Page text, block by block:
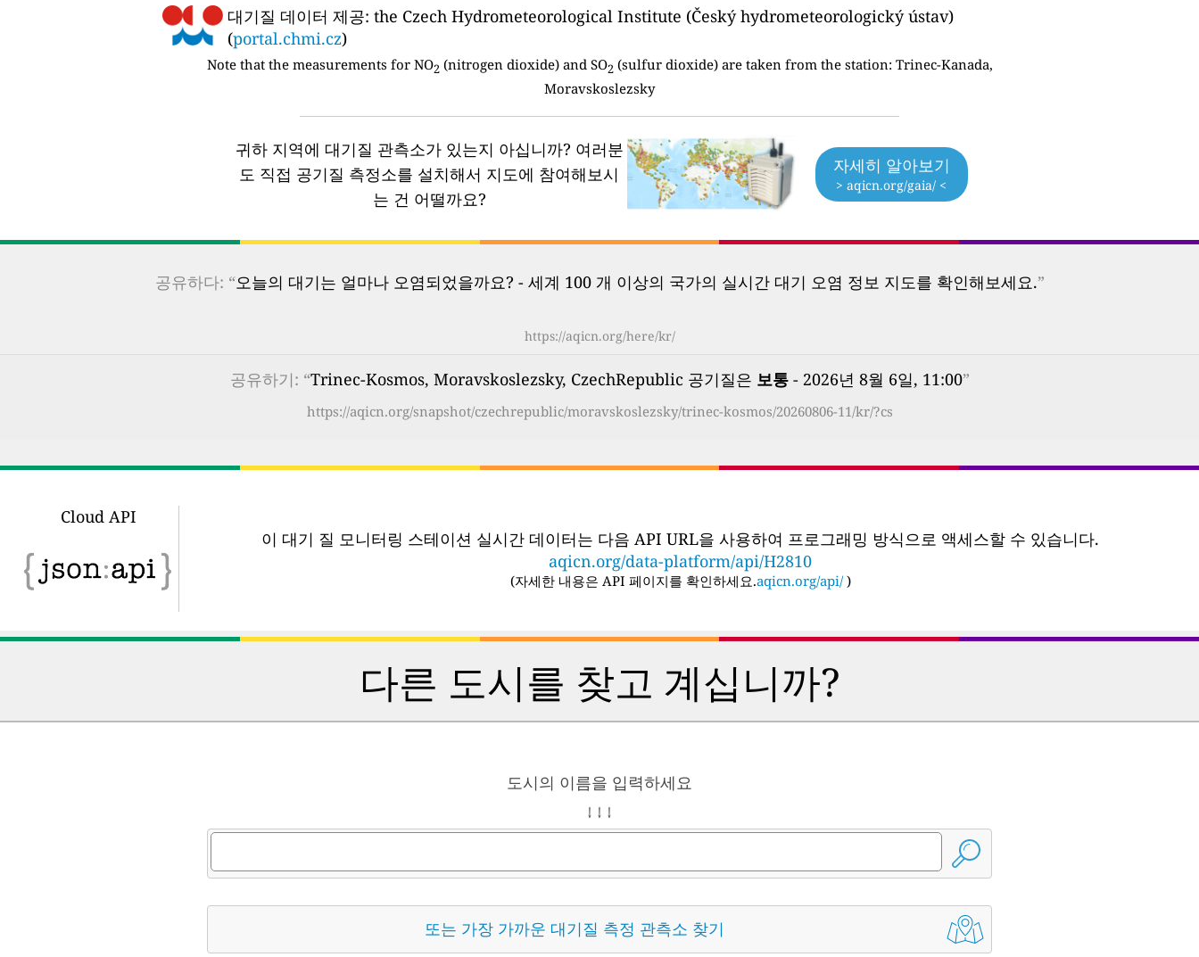
대기질 데이터 제공: the Czech Hydrometeorological Institute (Český hydrometeorologický ústav)
(portal.chmi.cz)
Note that the measurements for NO2 (nitrogen dioxide) and SO2 (sulfur dioxide) are taken from the station: Trinec-Kanada,
Moravskoslezsky
귀하 지역에 대기질 관측소가 있는지 아십니까? 여러분
도 직접 공기질 측정소를 설치해서 지도에 참여해보시
는 건 어떨까요?
자세히 알아보기
> aqicn.org/gaia/ <
공유하다: “오늘의 대기는 얼마나 오염되었을까요? - 세계 100 개 이상의 국가의 실시간 대기 오염 정보 지도를 확인해보세요.”
https://aqicn.org/here/kr/
공유하기: “Trinec-Kosmos, Moravskoslezsky, CzechRepublic 공기질은 보통- 2026년 8월 6일, 11:00”
https://aqicn.org/snapshot/czechrepublic/moravskoslezsky/trinec-kosmos/20260806-11/kr/?cs
Cloud API
이 대기 질 모니터링 스테이션 실시간 데이터는 다음 API URL을 사용하여 프로그래밍 방식으로 액세스할 수 있습니다.
aqicn.org/data-platform/api/H2810
(자세한 내용은 API 페이지를 확인하세요.aqicn.org/api/ )
다른 도시를 찾고 계십니까?
도시의 이름을 입력하세요
↓ ↓ ↓
또는 가장 가까운 대기질 측정 관측소 찾기